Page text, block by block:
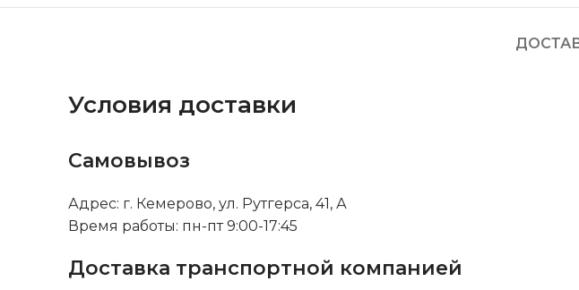
Условия доставки
Самовывоз
Адрес: г. Кемерово, ул. Рутгерса, 41, А
Время работы: пн-пт 9:00-17:45
Доставка транспортной компанией